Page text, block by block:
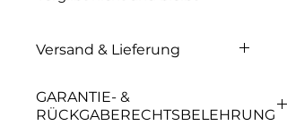
Versand & Lieferung
GARANTIE- &
RÜCKGABERECHTSBELEHRUNG